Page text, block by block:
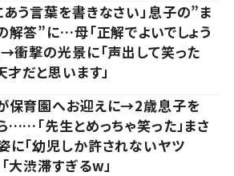
あう言葉を書きなさい」息子の”ま
解答”に…母「正解でよいでしょう
→衝撃の光景に「声出して笑った
才だと思います」
保育園へお迎えに→2歳息子を
……「先生とめっちゃ笑った」まさ
に「幼児しか許されないヤツ
大渋滞すぎるw」